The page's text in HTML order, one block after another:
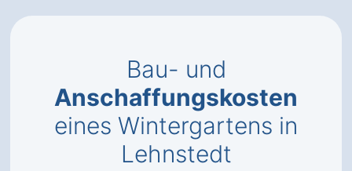
Bau- und
Anschaffungskosten
eines Wintergartens in
Lehnstedt